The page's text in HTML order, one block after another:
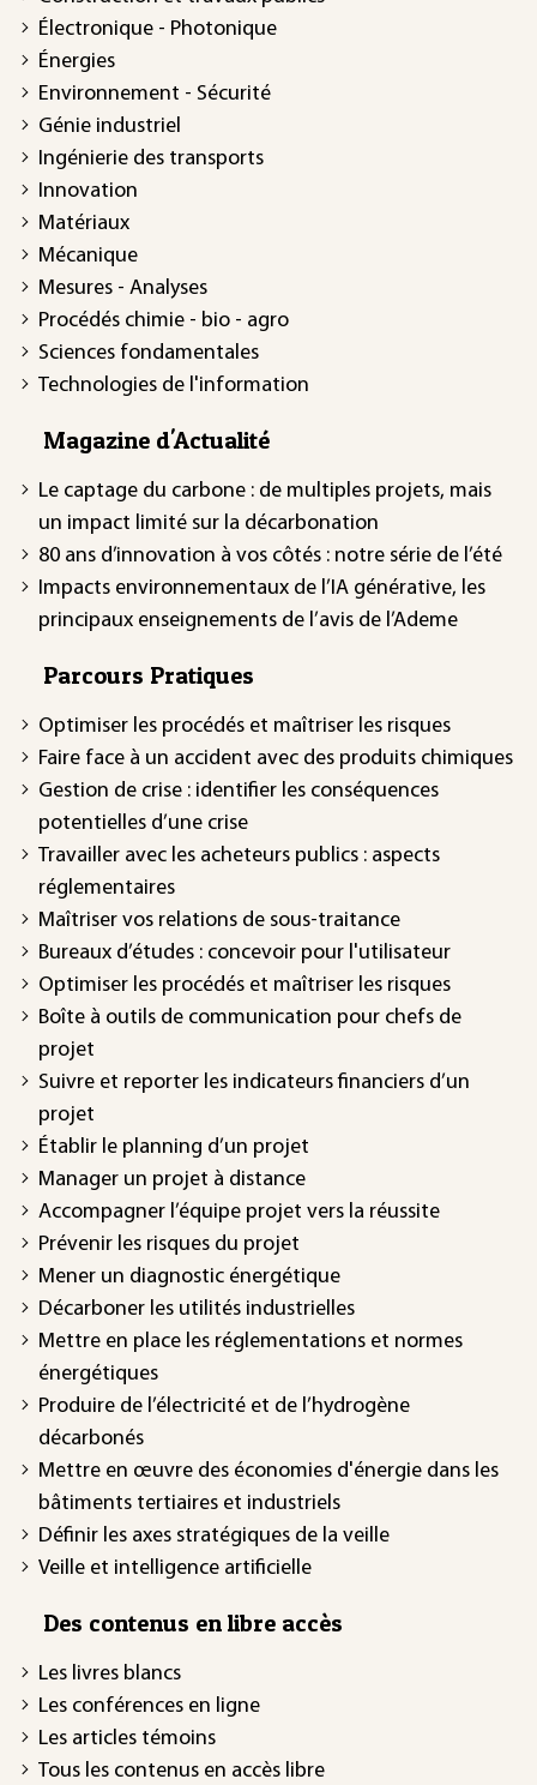
Électronique - Photonique
Énergies
Environnement - Sécurité
Génie industriel
Ingénierie des transports
Innovation
Matériaux
Mécanique
Mesures - Analyses
Procédés chimie - bio - agro
Sciences fondamentales
Technologies de l'information
Magazine d'Actualité
Le captage du carbone : de multiples projets, mais
un impact limité sur la décarbonation
80 ans d’innovation à vos côtés : notre série de l’été
Impacts environnementaux de l’IA générative, les
principaux enseignements de l’avis de l’Ademe
Parcours Pratiques
Optimiser les procédés et maîtriser les risques
Faire face à un accident avec des produits chimiques
Gestion de crise : identifier les conséquences
potentielles d’une crise
Travailler avec les acheteurs publics : aspects
réglementaires
Maîtriser vos relations de sous-traitance
Bureaux d’études : concevoir pour l'utilisateur
Optimiser les procédés et maîtriser les risques
Boîte à outils de communication pour chefs de
projet
Suivre et reporter les indicateurs financiers d’un
projet
Établir le planning d’un projet
Manager un projet à distance
Accompagner l’équipe projet vers la réussite
Prévenir les risques du projet
Mener un diagnostic énergétique
Décarboner les utilités industrielles
Mettre en place les réglementations et normes
énergétiques
Produire de l’électricité et de l’hydrogène
décarbonés
Mettre en œuvre des économies d'énergie dans les
bâtiments tertiaires et industriels
Définir les axes stratégiques de la veille
Veille et intelligence artificielle
Des contenus en libre accès
Les livres blancs
Les conférences en ligne
Les articles témoins
Tous les contenus en accès libre